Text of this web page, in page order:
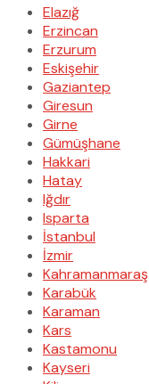
Elazığ
Erzincan
Erzurum
Eskişehir
Gaziantep
Giresun
Girne
Gümüşhane
Hakkari
Hatay
Iğdır
Isparta
İstanbul
İzmir
Kahramanmaraş
Karabük
Karaman
Kars
Kastamonu
Kayseri